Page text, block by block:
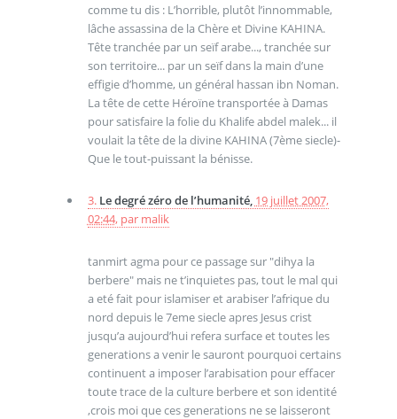
comme tu dis : L’horrible, plutôt l’innommable,
lâche assassina de la Chère et Divine KAHINA.
Tête tranchée par un seïf arabe..., tranchée sur
son territoire... par un seïf dans la main d’une
effigie d’homme, un général hassan ibn Noman.
La tête de cette Héroïne transportée à Damas
pour satisfaire la folie du Khalife abdel malek... il
voulait la tête de la divine KAHINA (7ème siecle)-
Que le tout-puissant la bénisse.
3. Le degré zéro de l’humanité, 19 juillet 2007,
02:44, par malik
tanmirt agma pour ce passage sur "dihya la
berbere" mais ne t’inquietes pas, tout le mal qui
a eté fait pour islamiser et arabiser l’afrique du
nord depuis le 7eme siecle apres Jesus crist
jusqu’a aujourd’hui refera surface et toutes les
generations a venir le sauront pourquoi certains
continuent a imposer l’arabisation pour effacer
toute trace de la culture berbere et son identité
,crois moi que ces generations ne se laisseront